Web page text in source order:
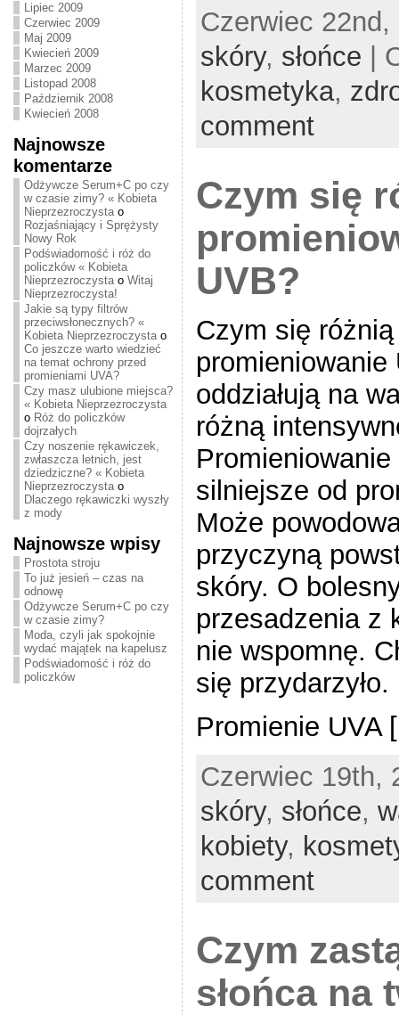
Lipiec 2009
Czerwiec 2009
Maj 2009
Kwiecień 2009
Marzec 2009
Listopad 2008
Październik 2008
Kwiecień 2008
Najnowsze
komentarze
Odżywcze Serum+C po czy
w czasie zimy? « Kobieta
Nieprzezroczystao
Rozjaśniający i Sprężysty
Nowy Rok
Podświadomość i róż do
policzków « Kobieta
Nieprzezroczystao Witaj
Nieprzezroczysta!
Jakie są typy filtrów
przeciwsłonecznych? «
Kobieta Nieprzezroczystao
Co jeszcze warto wiedzieć
na temat ochrony przed
promieniami UVA?
Czy masz ulubione miejsca?
« Kobieta Nieprzezroczysta
o Róż do policzków
dojrzałych
Czy noszenie rękawiczek,
zwłaszcza letnich, jest
dziedziczne? « Kobieta
Nieprzezroczystao
Dlaczego rękawiczki wyszły
z mody
Najnowsze wpisy
Prostota stroju
To już jesień – czas na
odnowę
Odżywcze Serum+C po czy
w czasie zimy?
Moda, czyli jak spokojnie
wydać majątek na kapelusz
Podświadomość i róż do
policzków
Czerwiec
skóry, słońce |
kosmetyka,
comment
Czym się
UVB?
Czym się
promieniowanie
oddziałują na
różną
silniejsze od
Może
przyczyną
skóry. O
przesadzenia z
nie wspomnę.
się przydarzyło.
Promienie UVA
Czerwiec 19th,
skóry, słońce,
kobiety,
comment
Czym
słońca na